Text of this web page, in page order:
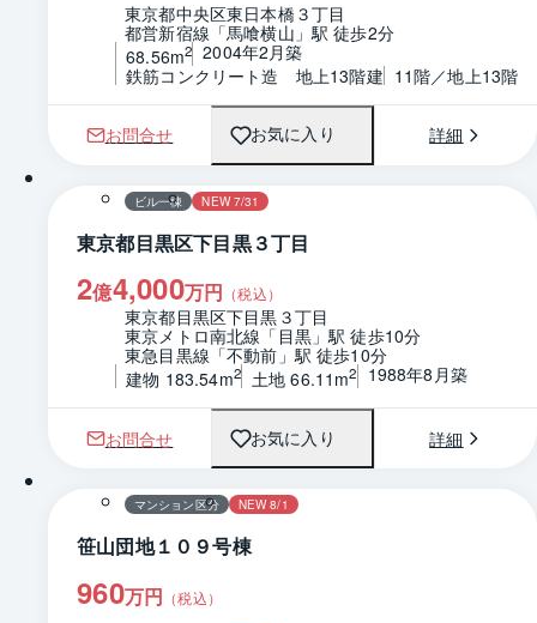
東京都中央区東日本橋３丁目
都営新宿線「馬喰横山」駅 徒歩2分
68.56m2 2004年2月築
鉄筋コンクリート造　地上13階建 11階／地上13階
お問合せ お気に入り 詳細
ビル一棟 NEW 7/31
東京都目黒区下目黒３丁目
2億4,000万円 （税込）
東京都目黒区下目黒３丁目
東京メトロ南北線「目黒」駅 徒歩10分
東急目黒線「不動前」駅 徒歩10分
建物 183.54m2 土地 66.11m2 1988年8月築
お問合せ お気に入り 詳細
1 / 0
マンション区分 NEW 8/1
笹山団地１０９号棟
960万円 （税込）